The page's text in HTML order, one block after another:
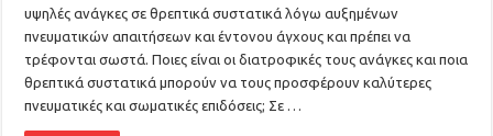
υψηλές ανάγκες σε θρεπτικά συστατικά λόγω αυξημένων
πνευματικών απαιτήσεων και έντονου άγχους και πρέπει να
τρέφονται σωστά. Ποιες είναι οι διατροφικές τους ανάγκες και ποια
θρεπτικά συστατικά μπορούν να τους προσφέρουν καλύτερες
πνευματικές και σωματικές επιδόσεις; Σε …